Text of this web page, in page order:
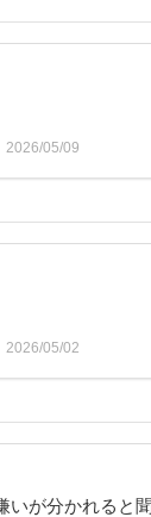
2026/05/09
2026/05/02
いが分かれると